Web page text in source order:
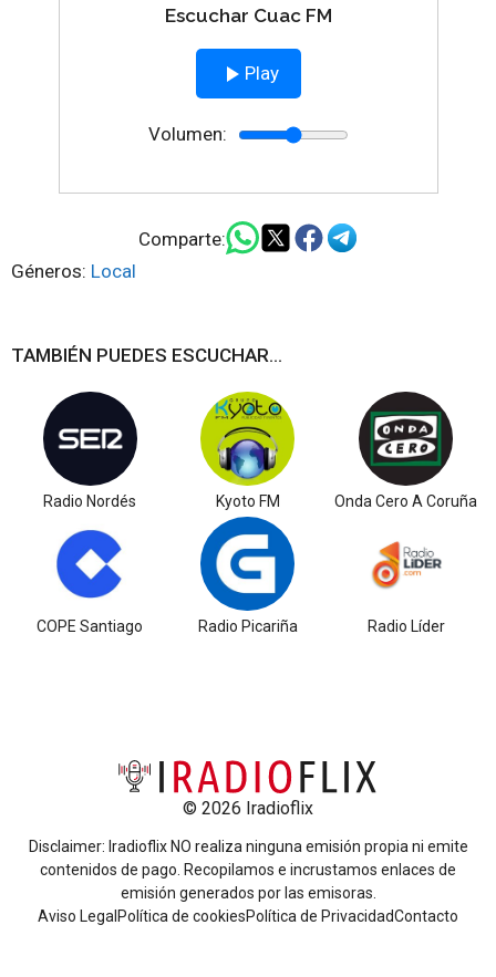
Escuchar Cuac FM
Play
Volumen:
Comparte:
Géneros: Local
TAMBIÉN PUEDES ESCUCHAR...
Radio Nordés Kyoto FM Onda Cero A Coruña
COPE Santiago Radio Picariña Radio Líder
© 2026 Iradioflix
Disclaimer: Iradioflix NO realiza ninguna emisión propia ni emite
contenidos de pago. Recopilamos e incrustamos enlaces de
emisión generados por las emisoras.
Aviso LegalPolítica de cookiesPolítica de PrivacidadContacto